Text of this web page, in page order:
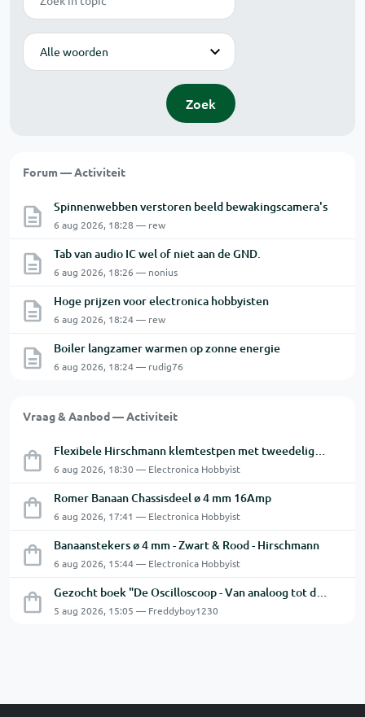
Modus
Zoek
Forum — Activiteit
Spinnenwebben verstoren beeld bewakingscamera's
6 aug 2026, 18:28 — rew
Tab van audio IC wel of niet aan de GND.
6 aug 2026, 18:26 — nonius
Hoge prijzen voor electronica hobbyisten
6 aug 2026, 18:24 — rew
Boiler langzamer warmen op zonne energie
6 aug 2026, 18:24 — rudig76
Vraag & Aanbod — Activiteit
Flexibele Hirschmann klemtestpen met tweedelige klem.
6 aug 2026, 18:30 — Electronica Hobbyist
Romer Banaan Chassisdeel ø 4 mm 16Amp
6 aug 2026, 17:41 — Electronica Hobbyist
Banaanstekers ø 4 mm - Zwart & Rood - Hirschmann
6 aug 2026, 15:44 — Electronica Hobbyist
Gezocht boek "De Oscilloscoop - Van analoog tot digitaal"
5 aug 2026, 15:05 — Freddyboy1230